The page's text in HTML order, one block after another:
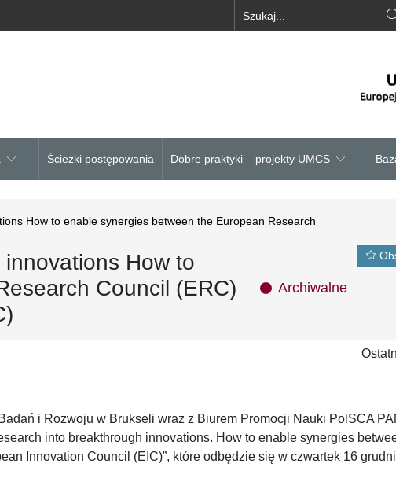
Ścieżki postępowania Dobre praktyki – projekty UMCS
How to enable synergies between the European Research
How to
Council (ERC)
Archiwalne
i Rozwoju w Brukseli wraz z Biurem Promocji Nauki PolSCA
into breakthrough innovations. How to enable synergies
Innovation Council (EIC)”, które odbędzie się w czwartek 16